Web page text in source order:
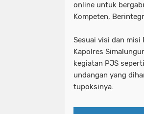
online untuk
Kompeten,
Sesuai visi dan misi
Kapolres
kegiatan PJS
undangan yang
tupoksinya.